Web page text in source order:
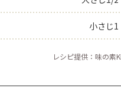
小さじ1
レシピ提供：味の素